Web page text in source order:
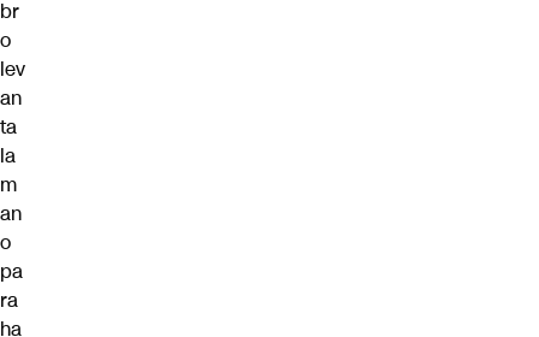
br
o
lev
an
ta
la
m
an
o
pa
ra
ha